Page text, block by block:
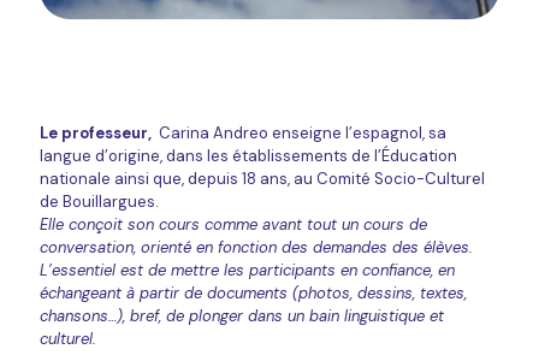
Le professeur, Carina Andreo enseigne l’espagnol, sa
langue d’origine, dans les établissements de l’Éducation
nationale ainsi que, depuis 18 ans, au Comité Socio-Culturel
de Bouillargues.
Elle conçoit son cours comme avant tout un cours de
conversation, orienté en fonction des demandes des élèves.
L’essentiel est de mettre les participants en confiance, en
échangeant à partir de documents (photos, dessins, textes,
chansons…), bref, de plonger dans un bain linguistique et
culturel.